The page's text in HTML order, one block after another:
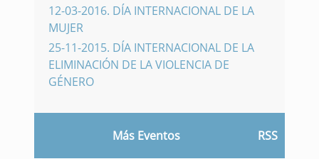
12-03-2016. DÍA INTERNACIONAL DE LA
MUJER
25-11-2015. DÍA INTERNACIONAL DE LA
ELIMINACIÓN DE LA VIOLENCIA DE
GÉNERO
Más Eventos RSS